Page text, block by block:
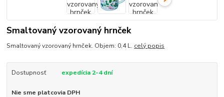
Smaltovaný vzorovaný hrnček
Smaltovaný vzorovaný hrnček. Objem: 0,4 L. celý popis
Dostupnosť expedícia 2-4 dní
Nie sme platcovia DPH